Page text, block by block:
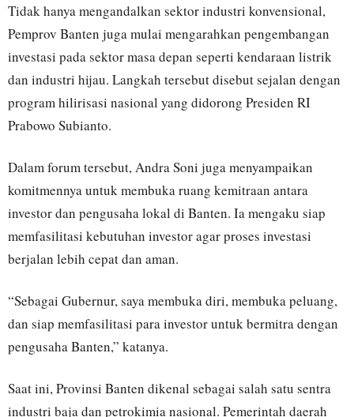
Tidak hanya mengandalkan sektor industri konvensional,
Pemprov Banten juga mulai mengarahkan pengembangan
investasi pada sektor masa depan seperti kendaraan listrik
dan industri hijau. Langkah tersebut disebut sejalan dengan
program hilirisasi nasional yang didorong Presiden RI
Prabowo Subianto.
Dalam forum tersebut, Andra Soni juga menyampaikan
komitmennya untuk membuka ruang kemitraan antara
investor dan pengusaha lokal di Banten. Ia mengaku siap
memfasilitasi kebutuhan investor agar proses investasi
berjalan lebih cepat dan aman.
“Sebagai Gubernur, saya membuka diri, membuka peluang,
dan siap memfasilitasi para investor untuk bermitra dengan
pengusaha Banten,” katanya.
Saat ini, Provinsi Banten dikenal sebagai salah satu sentra
industri baja dan petrokimia nasional. Pemerintah daerah